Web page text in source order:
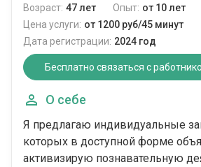
Возраст: 47 лет Опыт: от 10 лет
Цена услуги: от 1200 руб/45 минут
Дата регистрации: 2024 год
Бесплатно связаться с
О себе
Я предлагаю индивидуальные
которых в доступной форме
активизирую познавательную